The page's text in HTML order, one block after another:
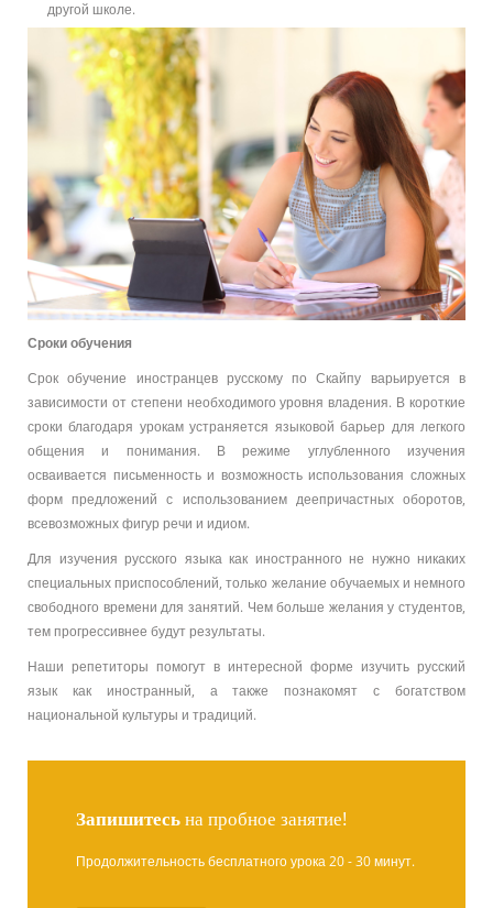
другой школе.
Сроки обучения
Срок обучение иностранцев русскому по Скайпу варьируется в
зависимости от степени необходимого уровня владения. В короткие
сроки благодаря урокам устраняется языковой барьер для легкого
общения и понимания. В режиме углубленного изучения
осваивается письменность и возможность использования сложных
форм предложений с использованием деепричастных оборотов,
всевозможных фигур речи и идиом.
Для изучения русского языка как иностранного не нужно никаких
специальных приспособлений, только желание обучаемых и немного
свободного времени для занятий. Чем больше желания у студентов,
тем прогрессивнее будут результаты.
Наши репетиторы помогут в интересной форме изучить русский
язык как иностранный, а также познакомят с богатством
национальной культуры и традиций.
Запишитесьна пробное занятие!
Продолжительность бесплатного урока 20 - 30 минут.